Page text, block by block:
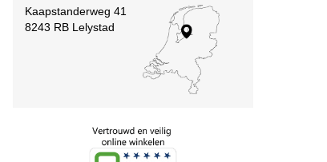
Kaapstanderweg 41
8243 RB Lelystad